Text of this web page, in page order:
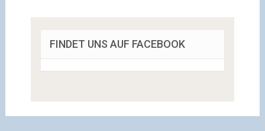
FINDET UNS AUF FACEBOOK